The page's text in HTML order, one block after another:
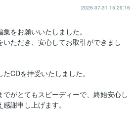
2026-07-31 15:29:16
をお願いいたしました。
ただき、安心してお取引ができまし
CDを拝受いたしました。
がとてもスピーディーで、終始安心し
謝申し上げます。